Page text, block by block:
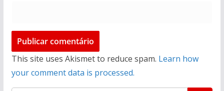
This site uses Akismet to reduce spam. Learn how
your comment data is processed.